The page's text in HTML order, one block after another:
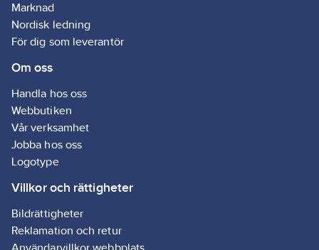
Marknad
Nordisk ledning
För dig som leverantör
Om oss
Handla hos oss
Webbutiken
Vår verksamhet
Jobba hos oss
Logotype
Villkor och rättigheter
Bildrättigheter
Reklamation och retur